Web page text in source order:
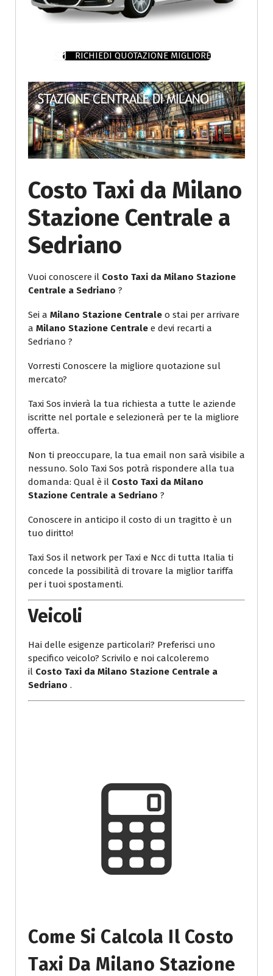
RICHIEDI QUOTAZIONE MIGLIORE
Costo Taxi da Milano
Stazione Centrale a
Sedriano
Vuoi conoscere il Costo Taxi da Milano Stazione
Centrale a Sedriano ?
Sei a Milano Stazione Centrale o stai per arrivare
a Milano Stazione Centrale e devi recarti a
Sedriano ?
Vorresti Conoscere la migliore quotazione sul
mercato?
Taxi Sos invierà la tua richiesta a tutte le aziende
iscritte nel portale e selezionerà per te la migliore
offerta.
Non ti preoccupare, la tua email non sarà visibile a
nessuno. Solo Taxi Sos potrà rispondere alla tua
domanda: Qual è il Costo Taxi da Milano
Stazione Centrale a Sedriano ?
Conoscere in anticipo il costo di un tragitto è un
tuo diritto!
Taxi Sos il network per Taxi e Ncc di tutta Italia ti
concede la possibilità di trovare la miglior tariffa
per i tuoi spostamenti.
Veicoli
Hai delle esigenze particolari? Preferisci uno
specifico veicolo? Scrivilo e noi calcoleremo
il Costo Taxi da Milano Stazione Centrale a
Sedriano .
Come Si Calcola Il Costo
Taxi Da Milano Stazione